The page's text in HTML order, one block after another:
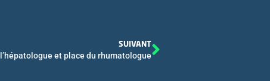
SUIVANT
et place du rhumatologue